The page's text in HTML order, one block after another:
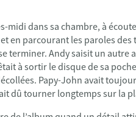
midi dans sa chambre, à
en parcourant les paroles
terminer. Andy saisit un autre
à sortir le disque de sa
Papy-John avait
dû tourner longtemps sur la